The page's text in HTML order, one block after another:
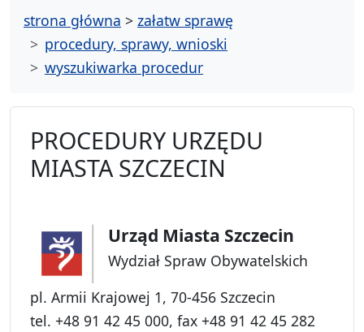
strona główna > załatw sprawę
procedury, sprawy, wnioski
wyszukiwarka procedur
PROCEDURY URZĘDU
MIASTA SZCZECIN
Urząd Miasta Szczecin
Wydział Spraw Obywatelskich
pl. Armii Krajowej 1, 70-456 Szczecin
tel. +48 91 42 45 000, fax +48 91 42 45 282